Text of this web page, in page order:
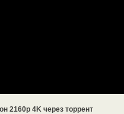
2160p 4K через торрент